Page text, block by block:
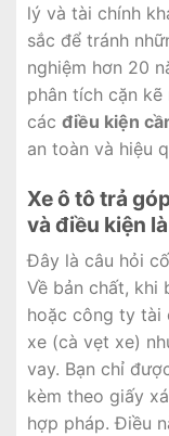
lý và tài chính
sắc để tránh
nghiệm hơn 20
phân tích cặn kẽ
các điều kiện
an toàn và hiệu
Xe ô tô trả
và điều kiện
Đây là câu hỏi
Về bản chất, khi
hoặc công ty tài
xe (cà vẹt xe)
vay. Bạn chỉ
kèm theo giấy
hợp pháp. Điều